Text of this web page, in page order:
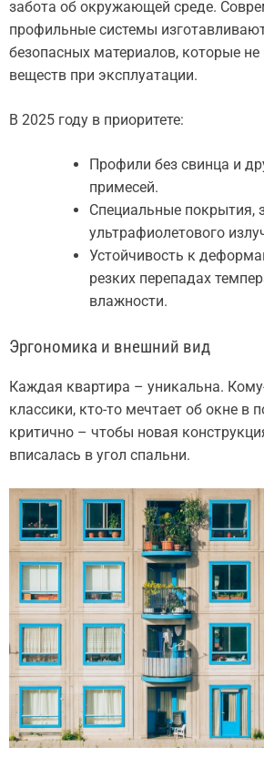
забота об окружающей среде.
профильные системы
безопасных материалов, которые
веществ при эксплуатации.
В 2025 году в приоритете:
Профили без свинца и
примесей.
Специальные
ультрафиолетового
Устойчивость к
резких перепадах
влажности.
Эргономика и внешний вид
Каждая квартира – уникальна.
классики, кто-то мечтает об окне в
критично – чтобы новая
вписалась в угол спальни.